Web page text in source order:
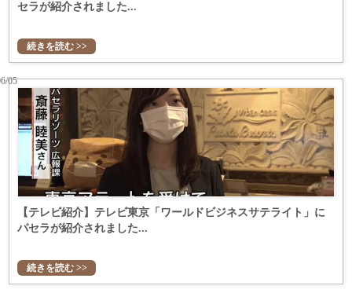
セラが紹介されました...
続きを読む >>
【テレビ紹介】テレビ東京「ワールドビジネスサテライト」に
パセラが紹介されました...
05
続きを読む >>